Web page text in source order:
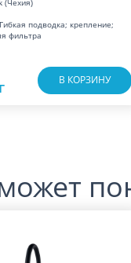
(Чехия)
подводка; крепление;
фильтра
В КОРЗИНУ